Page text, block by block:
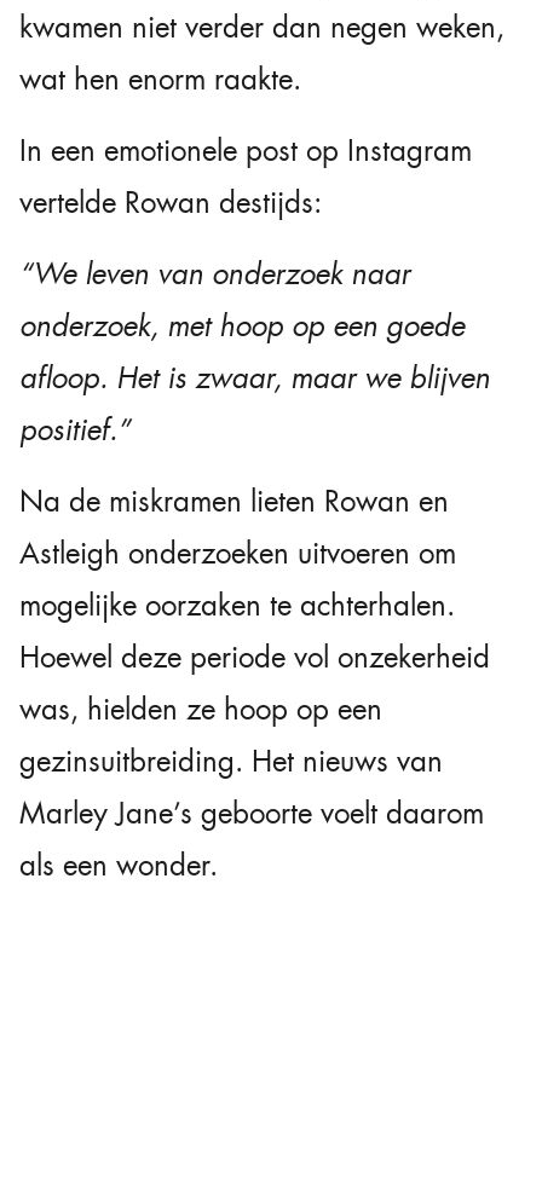
kwamen niet verder dan negen weken,
wat hen enorm raakte.
In een emotionele post op Instagram
vertelde Rowan destijds:
“We leven van onderzoek naar
onderzoek, met hoop op een goede
afloop. Het is zwaar, maar we blijven
positief.”
Na de miskramen lieten Rowan en
Astleigh onderzoeken uitvoeren om
mogelijke oorzaken te achterhalen.
Hoewel deze periode vol onzekerheid
was, hielden ze hoop op een
gezinsuitbreiding. Het nieuws van
Marley Jane’s geboorte voelt daarom
als een wonder.